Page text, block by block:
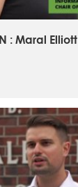
: Maral Elliott